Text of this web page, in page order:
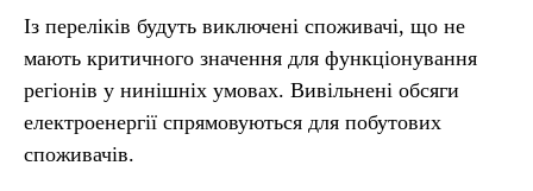
Із переліків будуть виключені споживачі, що не
мають критичного значення для функціонування
регіонів у нинішніх умовах. Вивільнені обсяги
електроенергії спрямовуються для побутових
споживачів.